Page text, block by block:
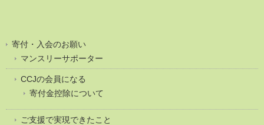
寄付・入会のお願い
マンスリーサポーター
CCJの会員になる
寄付金控除について
ご支援で実現できたこと